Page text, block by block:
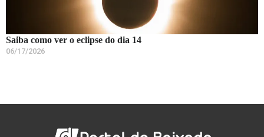
Saiba como ver o eclipse do dia 14
06/17/2026